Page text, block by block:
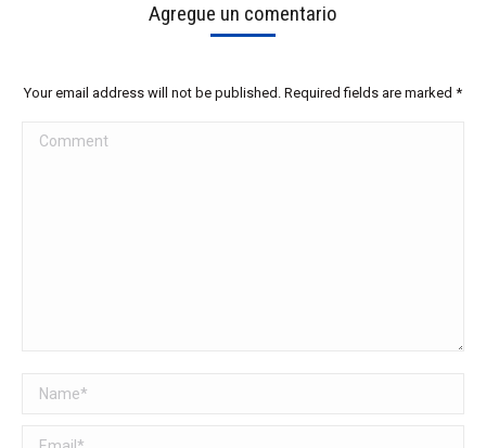
Agregue un comentario
Your email address will not be published. Required fields are marked *
Comment
Name *
Email *